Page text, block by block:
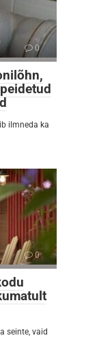
0
ilmneda ka
0
seinte, vaid